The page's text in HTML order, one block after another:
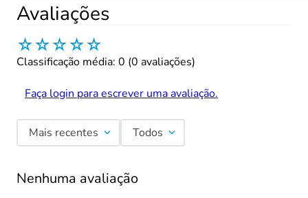
Avaliações
☆☆☆☆☆
Classificação média: 0 (0 avaliações)
Faça login para escrever uma avaliação.
Mais recentes Todos
Nenhuma avaliação